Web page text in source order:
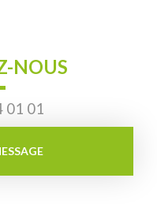
NOUS
01 01